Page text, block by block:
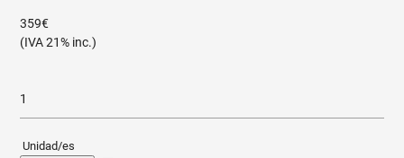
359€
(IVA 21% inc.)
Unidad/es